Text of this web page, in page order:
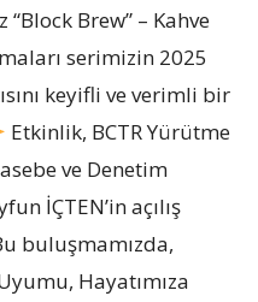
Brew” – Kahve
serimizin 2025
keyifli ve verimli bir
Etkinlik, BCTR Yürütme
ve Denetim
İÇTEN’in açılış
buluşmamızda,
Hayatımıza